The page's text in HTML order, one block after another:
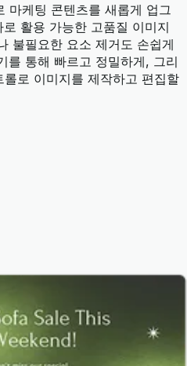
마케팅 콘텐츠를 새롭게 업그
활용 가능한 고품질 이미지
불필요한 요소 제거도 손쉽게
를 통해 빠르고 정밀하게, 그리
로 이미지를 제작하고 편집할